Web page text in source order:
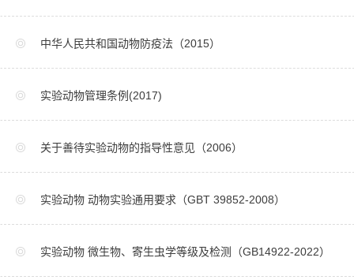
中华人民共和国动物防疫法（2015）
实验动物管理条例(2017)
关于善待实验动物的指导性意见（2006）
实验动物 动物实验通用要求（GBT 39852-2008）
实验动物 微生物、寄生虫学等级及检测（GB14922-2022）